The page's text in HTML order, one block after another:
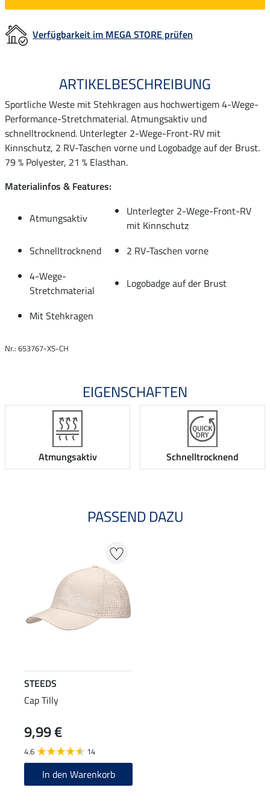
Verfügbarkeit im MEGA STORE prüfen
ARTIKELBESCHREIBUNG
Sportliche Weste mit Stehkragen aus hochwertigem 4-Wege-
Performance-Stretchmaterial. Atmungsaktiv und
schnelltrocknend. Unterlegter 2-Wege-Front-RV mit
Kinnschutz, 2 RV-Taschen vorne und Logobadge auf der Brust.
79 % Polyester, 21 % Elasthan.
Materialinfos & Features:
Atmungsaktiv
Unterlegter 2-Wege-Front-RV
mit Kinnschutz
Schnelltrocknend
2 RV-Taschen vorne
4-Wege-
Stretchmaterial
Logobadge auf der Brust
Mit Stehkragen
Nr.: 653767-XS-CH
EIGENSCHAFTEN
Atmungsaktiv Schnelltrocknend
PASSEND DAZU
STEEDS
Cap Tilly
9,99 €
4.6 14
In den Warenkorb